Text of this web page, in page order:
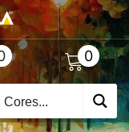
0